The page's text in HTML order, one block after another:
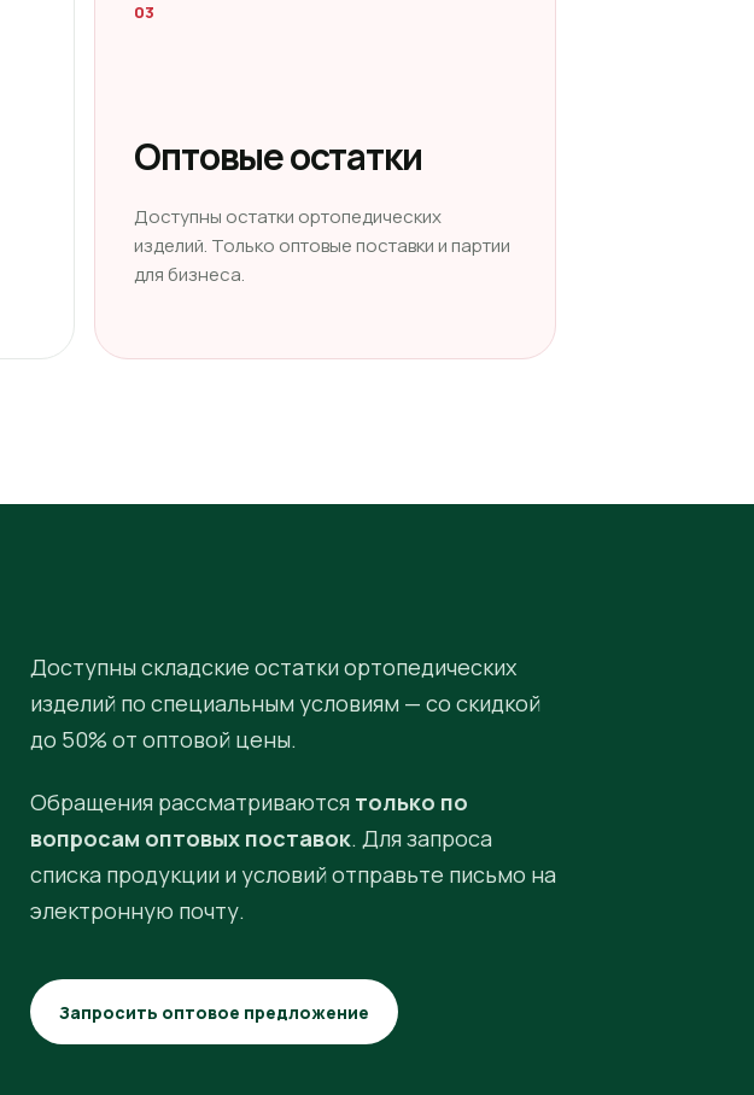
03
Оптовые остатки
Доступны остатки ортопедических
изделий. Только оптовые поставки и партии
для бизнеса.
Доступны складские остатки ортопедических
изделий по специальным условиям — со скидкой
до 50% от оптовой цены.
Обращения рассматриваются только по
вопросам оптовых поставок. Для запроса
списка продукции и условий отправьте письмо на
электронную почту.
Запросить оптовое предложение